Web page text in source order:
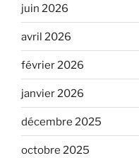
juin 2026
avril 2026
février 2026
janvier 2026
décembre 2025
octobre 2025